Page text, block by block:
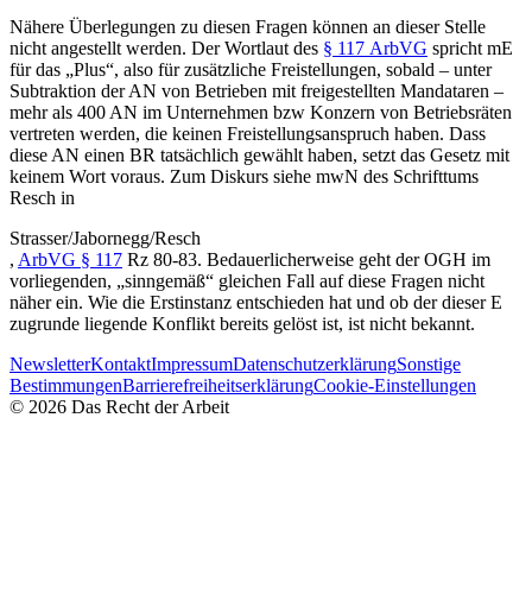
Nähere Überlegungen zu diesen Fragen können an dieser Stelle
nicht angestellt werden. Der Wortlaut des § 117 ArbVG spricht mE
für das „Plus“, also für zusätzliche Freistellungen, sobald – unter
Subtraktion der AN von Betrieben mit freigestellten Mandataren –
mehr als 400 AN im Unternehmen bzw Konzern von Betriebsräten
vertreten werden, die keinen Freistellungsanspruch haben. Dass
diese AN einen BR tatsächlich gewählt haben, setzt das Gesetz mit
keinem Wort voraus. Zum Diskurs siehe mwN des Schrifttums
Resch in
Strasser/Jabornegg/Resch
, ArbVG § 117 Rz 80-83. Bedauerlicherweise geht der OGH im
vorliegenden, „sinngemäß“ gleichen Fall auf diese Fragen nicht
näher ein. Wie die Erstinstanz entschieden hat und ob der dieser E
zugrunde liegende Konflikt bereits gelöst ist, ist nicht bekannt.
NewsletterKontaktImpressumDatenschutzerklärungSonstige
BestimmungenBarrierefreiheitserklärungCookie-Einstellungen
© 2026 Das Recht der Arbeit